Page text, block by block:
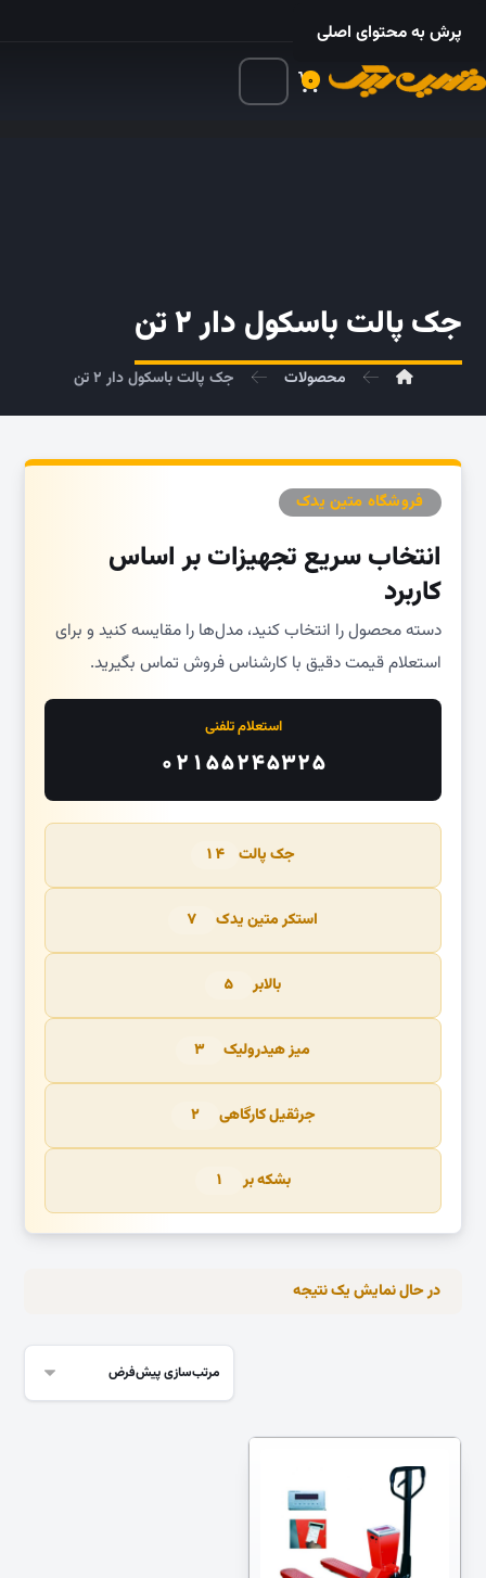
۰۲۱ – ۵۵۲۴ ۵۳۲۵
۰
پرش به محتوای اصلی
جک پالت باسکول دار ۲ تن
محصولات جک پالت باسکول دار ۲ تن
فروشگاه متین یدک
انتخاب سریع تجهیزات بر اساس
کاربرد
دسته محصول را انتخاب کنید، مدل‌ها را مقایسه کنید و برای
استعلام قیمت دقیق با کارشناس فروش تماس بگیرید.
استعلام تلفنی
۰۲۱۵۵۲۴۵۳۲۵
جک پالت ۱۴
استکر متین یدک ۷
بالابر ۵
میز هیدرولیک ۳
جرثقیل کارگاهی ۲
بشکه بر ۱
در حال نمایش یک نتیجه